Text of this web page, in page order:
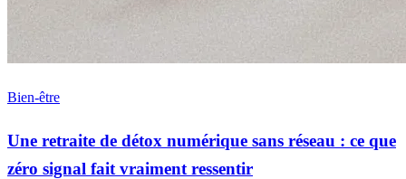
Bien-être
Une retraite de détox numérique sans réseau : ce que
zéro signal fait vraiment ressentir